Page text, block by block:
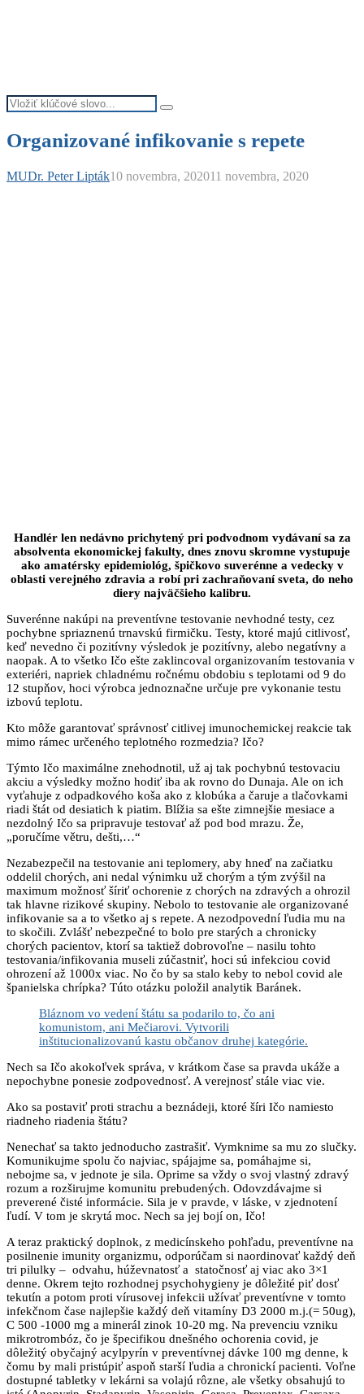
Search
for:
Search
Organizované infikovanie s repete
MUDr. Peter Lipták10 novembra, 202011 novembra, 2020
Handlér len nedávno prichytený pri podvodnom vydávaní sa za
absolventa ekonomickej fakulty, dnes znovu skromne vystupuje
ako amatérsky epidemiológ, špičkovo suverénne a vedecky v
oblasti verejného zdravia a robí pri zachraňovaní sveta, do neho
diery najväčšieho kalibru.
Suverénne nakúpi na preventívne testovanie nevhodné testy, cez
pochybne spriaznenú trnavskú firmičku. Testy, ktoré majú citlivosť,
keď nevedno či pozitívny výsledok je pozitívny, alebo negatívny a
naopak. A to všetko Ičo ešte zaklincoval organizovaním testovania v
exteriéri, napriek chladnému ročnému obdobiu s teplotami od 9 do
12 stupňov, hoci výrobca jednoznačne určuje pre vykonanie testu
izbovú teplotu.
Kto môže garantovať správnosť citlivej imunochemickej reakcie tak
mimo rámec určeného teplotného rozmedzia? Ičo?
Týmto Ičo maximálne znehodnotil, už aj tak pochybnú testovaciu
akciu a výsledky možno hodiť iba ak rovno do Dunaja. Ale on ich
vyťahuje z odpadkového koša ako z klobúka a čaruje a tlačovkami
riadi štát od desiatich k piatim. Blížia sa ešte zimnejšie mesiace a
nezdolný Ičo sa pripravuje testovať až pod bod mrazu. Že,
„poručíme větru, dešti,…“
Nezabezpečil na testovanie ani teplomery, aby hneď na začiatku
oddelil chorých, ani nedal výnimku už chorým a tým zvýšil na
maximum možnosť šíriť ochorenie z chorých na zdravých a ohrozil
tak hlavne rizikové skupiny. Nebolo to testovanie ale organizované
infikovanie sa a to všetko aj s repete. A nezodpovední ľudia mu na
to skočili. Zvlášť nebezpečné to bolo pre starých a chronicky
chorých pacientov, ktorí sa taktiež dobrovoľne – nasilu tohto
testovania/infikovania museli zúčastniť, hoci sú infekciou covid
ohrození až 1000x viac. No čo by sa stalo keby to nebol covid ale
španielska chrípka? Túto otázku položil analytik Baránek.
Bláznom vo vedení štátu sa podarilo to, čo ani
komunistom, ani Mečiarovi. Vytvorili
inštitucionalizovanú kastu občanov druhej kategórie.
Nech sa Ičo akokoľvek správa, v krátkom čase sa pravda ukáže a
nepochybne ponesie zodpovednosť. A verejnosť stále viac vie.
Ako sa postaviť proti strachu a beznádeji, ktoré šíri Ičo namiesto
riadneho riadenia štátu?
Nenechať sa takto jednoducho zastrašiť. Vymknime sa mu zo slučky.
Komunikujme spolu čo najviac, spájajme sa, pomáhajme si,
nebojme sa, v jednote je sila. Oprime sa vždy o svoj vlastný zdravý
rozum a rozširujme komunitu prebudených. Odovzdávajme si
preverené čisté informácie. Sila je v pravde, v láske, v zjednotení
ľudí. V tom je skrytá moc. Nech sa jej bojí on, Ičo!
A teraz praktický doplnok, z medicínskeho pohľadu, preventívne na
posilnenie imunity organizmu, odporúčam si naordinovať každý deň
tri pilulky – odvahu, húževnatosť a statočnosť aj viac ako 3×1
denne. Okrem tejto rozhodnej psychohygieny je dôležité piť dosť
tekutín a potom proti vírusovej infekcii užívať preventívne v tomto
infekčnom čase najlepšie každý deň vitamíny D3 2000 m.j.(= 50ug),
C 500 -1000 mg a minerál zinok 10-20 mg. Na prevenciu vzniku
mikrotrombóz, čo je špecifikou dnešného ochorenia covid, je
dôležitý obyčajný acylpyrín v preventívnej dávke 100 mg denne, k
čomu by mali pristúpiť aspoň starší ľudia a chronickí pacienti. Voľne
dostupné tabletky v lekárni sa volajú rôzne, ale všetky obsahujú to